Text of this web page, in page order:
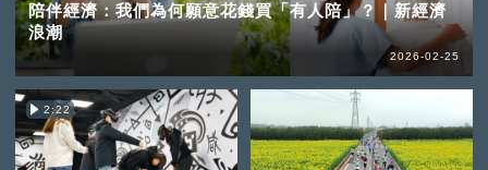
陪伴經濟：我們為何願意花錢買「有人陪」？｜新經濟
浪潮
2026-02-25
2:22